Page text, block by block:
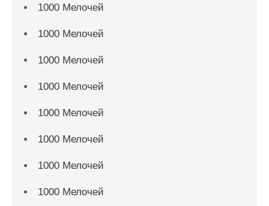
1000 Мелочей
1000 Мелочей
1000 Мелочей
1000 Мелочей
1000 Мелочей
1000 Мелочей
1000 Мелочей
1000 Мелочей